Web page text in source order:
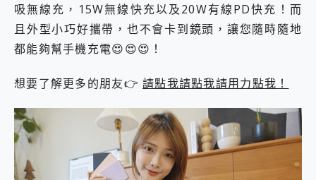
吸無線充，15W無線快充以及20W有線PD快充！而
且外型小巧好攜帶，也不會卡到鏡頭，讓您隨時隨地
都能夠幫手機充電😍😍😍！
想要了解更多的朋友👉請點我請點我請用力點我！